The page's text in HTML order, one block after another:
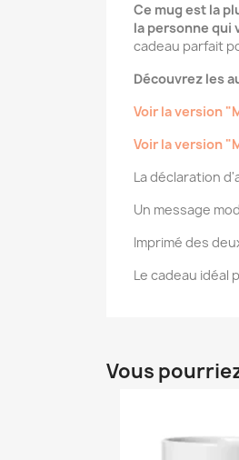
Ce mug est la
la personne qui
cadeau parfait
Découvrez les
Voir la version
Voir la version
La déclaration
Un message
Imprimé des
Le cadeau idéal
Vous